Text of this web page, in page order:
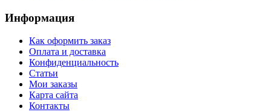
Информация
Как оформить заказ
Оплата и доставка
Конфиденциальность
Статьи
Мои заказы
Карта сайта
Контакты